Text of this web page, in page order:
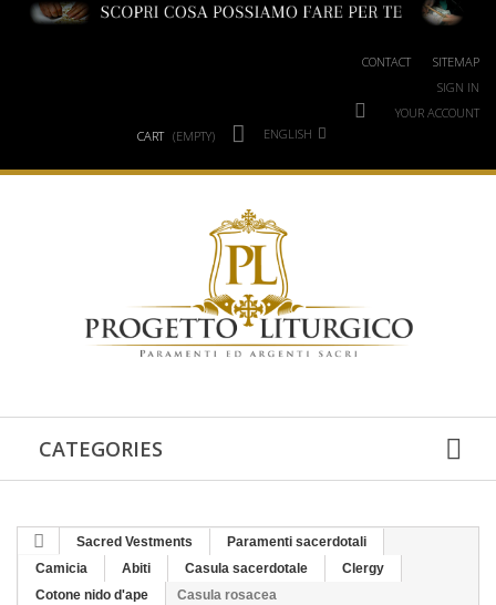
CONTACT
SITEMAP
SIGN IN
YOUR ACCOUNT
ENGLISH
CART (EMPTY)
CATEGORIES
Sacred Vestments
Paramenti sacerdotali
Camicia
Abiti Casula sacerdotale
Clergy
Cotone nido d'ape
Casula rosacea